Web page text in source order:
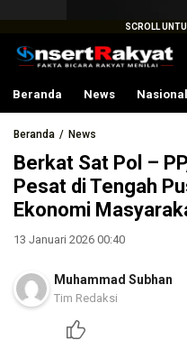
InsertRakyat.com
Fakta Bicara Rakyat Menilai
Beranda News Nasional
Beranda News
Berkat Sat Pol –
Pesat di Tengah
Ekonomi
13 Januari 2026 00:40
Muhammad Subhan
Tim Redaksi